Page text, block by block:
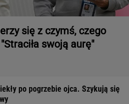
się z czymś, czego
swoją aurę"
po pogrzebie ojca. Szykują się